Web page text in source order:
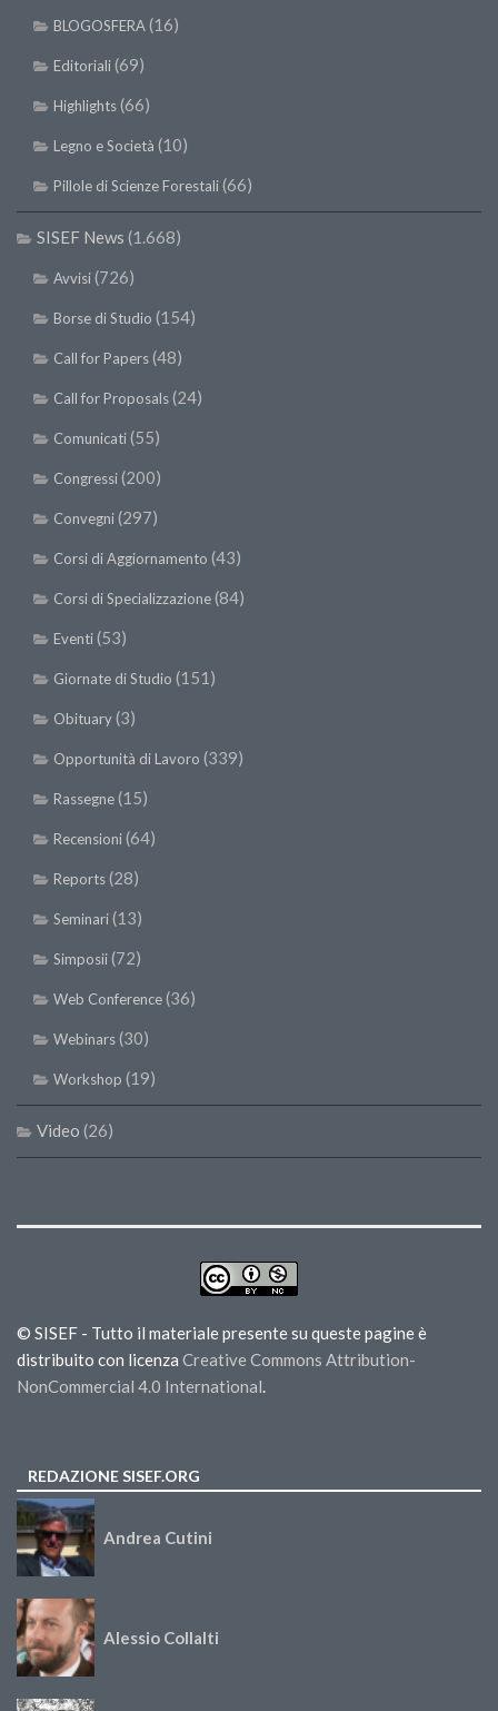
@SISEF Tweets
@ForestTweeting
SISEF Publishing
Redazione SISEF.ORG
BLOGOSFERA(16)
Editoriali(69)
Highlights(66)
Legno e Società (10)
Pillole di Scienze Forestali(66)
SISEF News (1.668)
Avvisi(726)
Borse di Studio (154)
Call for Papers(48)
Call for Proposals(24)
Comunicati(55)
Congressi(200)
Convegni(297)
Corsi di Aggiornamento (43)
Corsi di Specializzazione(84)
Eventi(53)
Giornate di Studio (151)
Obituary(3)
Opportunità di Lavoro (339)
Rassegne(15)
Recensioni(64)
Reports(28)
Seminari(13)
Simposii(72)
Web Conference(36)
Webinars(30)
Workshop (19)
Video (26)
© SISEF - Tutto il materiale presente su queste pagine è
distribuito con licenza Creative Commons Attribution-
NonCommercial 4.0 International.
REDAZIONE SISEF.ORG
Andrea Cutini
Alessio Collalti